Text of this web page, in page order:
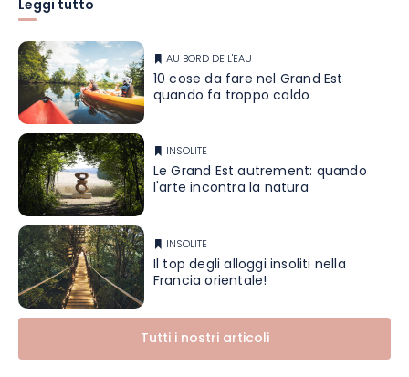
Leggi tutto
AU BORD DE L'EAU
10 cose da fare nel Grand Est
quando fa troppo caldo
INSOLITE
Le Grand Est autrement: quando
l'arte incontra la natura
INSOLITE
Il top degli alloggi insoliti nella
Francia orientale!
Tutti i nostri articoli